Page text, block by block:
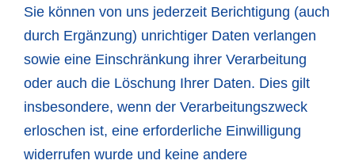
Sie können von uns jederzeit Berichtigung (auch
durch Ergänzung) unrichtiger Daten verlangen
sowie eine Einschränkung ihrer Verarbeitung
oder auch die Löschung Ihrer Daten. Dies gilt
insbesondere, wenn der Verarbeitungszweck
erloschen ist, eine erforderliche Einwilligung
widerrufen wurde und keine andere